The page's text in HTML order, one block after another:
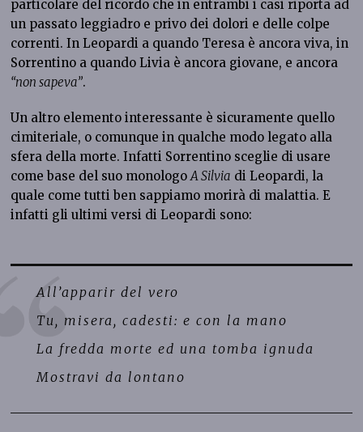
particolare del ricordo che in entrambi i casi riporta ad
un passato leggiadro e privo dei dolori e delle colpe
correnti. In Leopardi a quando Teresa è ancora viva, in
Sorrentino a quando Livia è ancora giovane, e ancora
“non sapeva”.
Un altro elemento interessante è sicuramente quello
cimiteriale, o comunque in qualche modo legato alla
sfera della morte. Infatti Sorrentino sceglie di usare
come base del suo monologoA Silvia di Leopardi, la
quale come tutti ben sappiamo morirà di malattia. E
infatti gli ultimi versi di Leopardi sono:
All’apparir del vero
Tu, misera, cadesti: e con la mano
La fredda morte ed una tomba ignuda
Mostravi da lontano